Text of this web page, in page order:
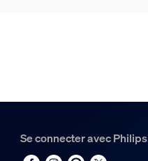
Matériaux
Durée de vie
Se connecter avec